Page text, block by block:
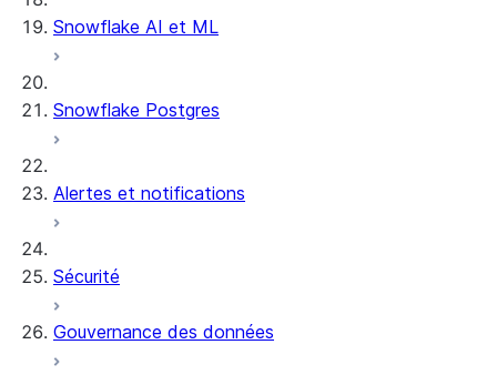
Snowflake AI et ML
Snowflake Postgres
Alertes et notifications
Sécurité
Gouvernance des données